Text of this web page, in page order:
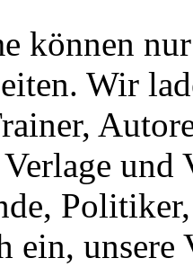
können
Wir
und
ein, unsere